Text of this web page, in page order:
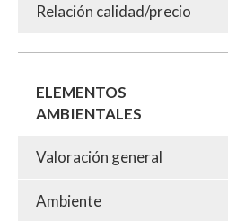
Relación calidad/precio
ELEMENTOS
AMBIENTALES
Valoración general
Ambiente